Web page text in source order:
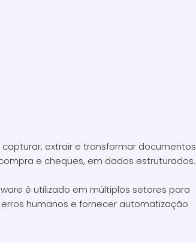
extrair e transformar documentos
e cheques, em dados estruturados.
é utilizado em múltiplos setores para
humanos e fornecer automatização